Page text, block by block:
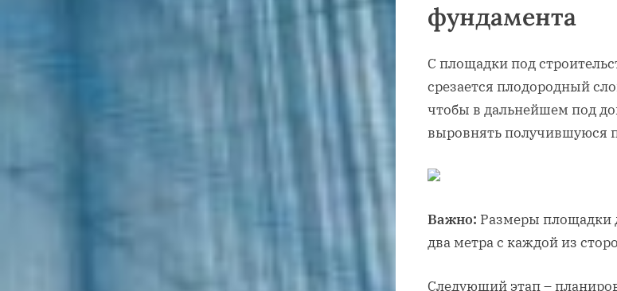
фундамента
С площадки под
срезается плодородный
чтобы в дальнейшем под
выровнять получившуюся
Важно: Размеры площадки
два метра с каждой из
Следующий этап –